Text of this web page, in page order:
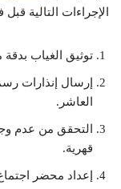
الإجراءات التالية
توثيق الغياب
إرسال إنذارات
العاشر.
التحقق من عدم
قهرية.
إعداد محضر